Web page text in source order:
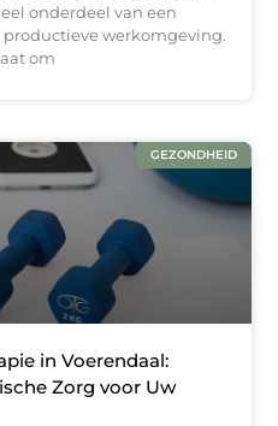
onderdeel van een
werkomgeving.
om
GEZONDHEID
in Voerendaal:
Zorg voor Uw